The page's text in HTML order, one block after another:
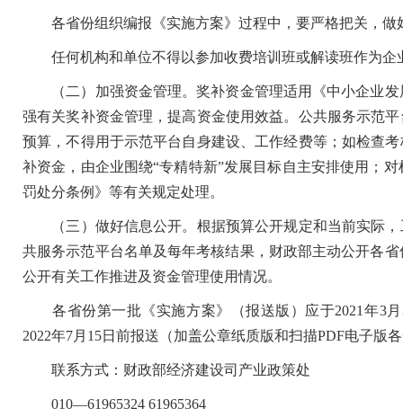
各省份组织编报《实施方案》过程中，要严格把关，做
任何机构和单位不得以参加收费培训班或解读班作为企
（二）加强资金管理。奖补资金管理适用《中小企业发
强有关奖补资金管理，提高资金使用效益。公共服务示范
预算，不得用于示范平台自身建设、工作经费等；如检查
补资金，由企业围绕“专精特新”发展目标自主安排使用；
罚处分条例》等有关规定处理。
（三）做好信息公开。根据预算公开规定和当前实际，
共服务示范平台名单及每年考核结果，财政部主动公开各
公开有关工作推进及资金管理使用情况。
各省份第一批《实施方案》（报送版）应于2021年3月
2022年7月15日前报送（加盖公章纸质版和扫描PDF电子版
联系方式：财政部经济建设司产业政策处
010—61965324 61965364